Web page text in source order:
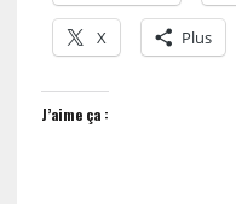
X Plus
J’aime ça :